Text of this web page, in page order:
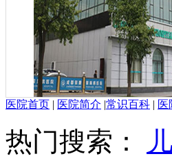
医院首页 | 医院简介 |常识百科 | 医
热门搜索：